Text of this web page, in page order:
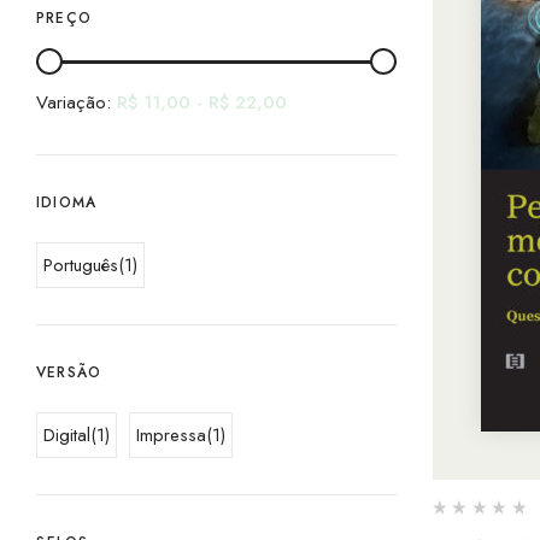
PREÇO
Variação: R$ 11,00 - R$ 22,00
IDIOMA
Português(1)
VERSÃO
Digital(1) Impressa(1)